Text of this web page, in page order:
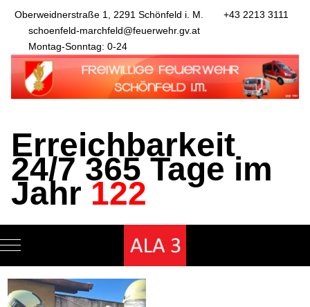
Oberweidnerstraße 1, 2291 Schönfeld i. M.
+43 2213 3111
schoenfeld-marchfeld@feuerwehr.gv.at
Montag-Sonntag: 0-24
Erreichbarkeit
24/7 365 Tage im
Jahr122
Mobile Menu Toggle